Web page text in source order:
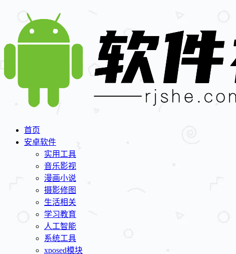
首页
安卓软件
实用工具
音乐影视
漫画小说
摄影修图
生活相关
学习教育
人工智能
系统工具
xposed模块